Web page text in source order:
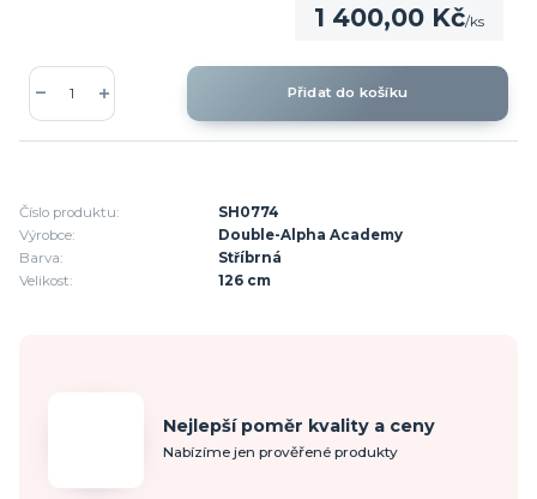
1 400,00 Kč/ks
Přidat do košíku
Číslo produktu:
SH0774
Výrobce:
Double-Alpha Academy
Barva:
Stříbrná
Velikost:
126 cm
Nejlepší poměr kvality a ceny
Nabízíme jen prověřené produkty